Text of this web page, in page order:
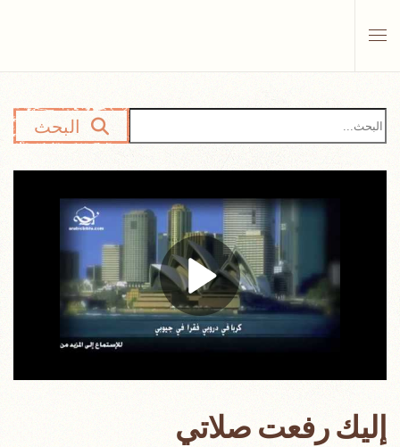
البحث
إليك رفعت صلاتي